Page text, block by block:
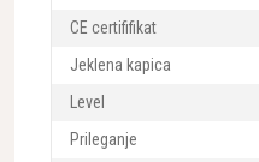
CE certififikat
Jeklena kapica
Level
Prileganje